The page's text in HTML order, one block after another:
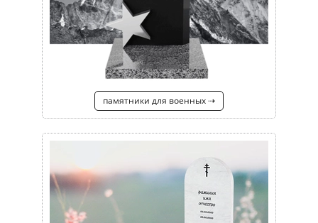
памятники для военных ⇢